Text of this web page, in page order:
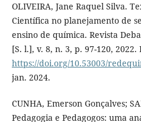
OLIVEIRA, Jane Raquel Silva.
Científica no planejamento de
ensino de química. Revista
[S. l.], v. 8, n. 3, p. 97-120,
https://doi.org/10.53003/
jan. 2024.
CUNHA, Emerson Gonçalves;
Pedagogia e Pedagogos: uma